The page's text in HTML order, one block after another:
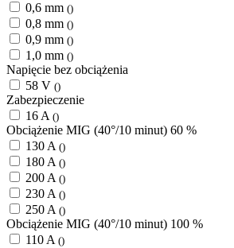
0,6 mm ()
0,8 mm ()
0,9 mm ()
1,0 mm ()
Napięcie bez obciążenia
58 V ()
Zabezpieczenie
16 A ()
Obciążenie MIG (40°/10 minut) 60 %
130 A ()
180 A ()
200 A ()
230 A ()
250 A ()
Obciążenie MIG (40°/10 minut) 100 %
110 A ()